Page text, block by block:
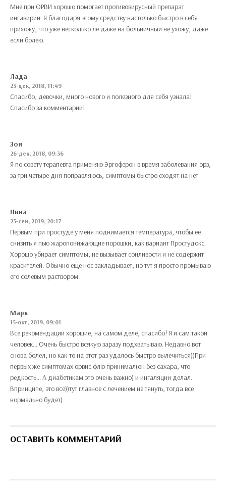
Мне при ОРВИ хорошо помогает противовирусный препарат
ингавирин. Я благодаря этому средству настолько быстро в себя
прихожу, что уже несколько ле даже на больничный не ухожу, даже
если болею.
Лада
23-дек, 2018, 11:49
Спасибо, девочки, много нового и полезного для себя узнала!
Спасибо за комментарии!
Зоя
26-дек, 2018, 09:36
Я по совету терапевта применяю Эргоферон в время заболевания орз,
за три четыре дня поправляюсь, симптомы быстро сходят на нет
Нина
23-сен, 2019, 20:17
Первым при простуде у меня поднимается температура, чтобы ее
снизить я пью жаропонижающие порошки, как вариант Простудокс.
Хорошо убирает симптомы, не вызывает сонливости и не содержит
красителей. Обычно ещё нос закладывает, но тут я просто промываю
его солевым раствором.
Марк
15-окт, 2019, 09:01
Все рекомендации хорошие, на самом деле, спасибо! Я и сам такой
человек... Очень быстро всякую заразу подхватываю. Недавно вот
снова болел, но как-то на этот раз удалось быстро вылечиться))При
первых же симптомах орвис флю принимал(он без сахара, что
редкость... А диабетикам это очень важно) и ингаляции делал.
Впринципе, это все))тут главное с лечением не тянуть, тогда все
нормально будет)
ОСТАВИТЬ КОММЕНТАРИЙ